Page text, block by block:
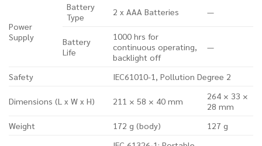
Power
Supply
Battery
Type
2 x AAA Batteries —
Battery
Life
1000 hrs for
continuous operating,
backlight off
—
Safety IEC61010-1, Pollution Degree 2
Dimensions (L x W x H) 211 × 58 × 40 mm
264 × 33 ×
28 mm
Weight
172 g (body) 127 g